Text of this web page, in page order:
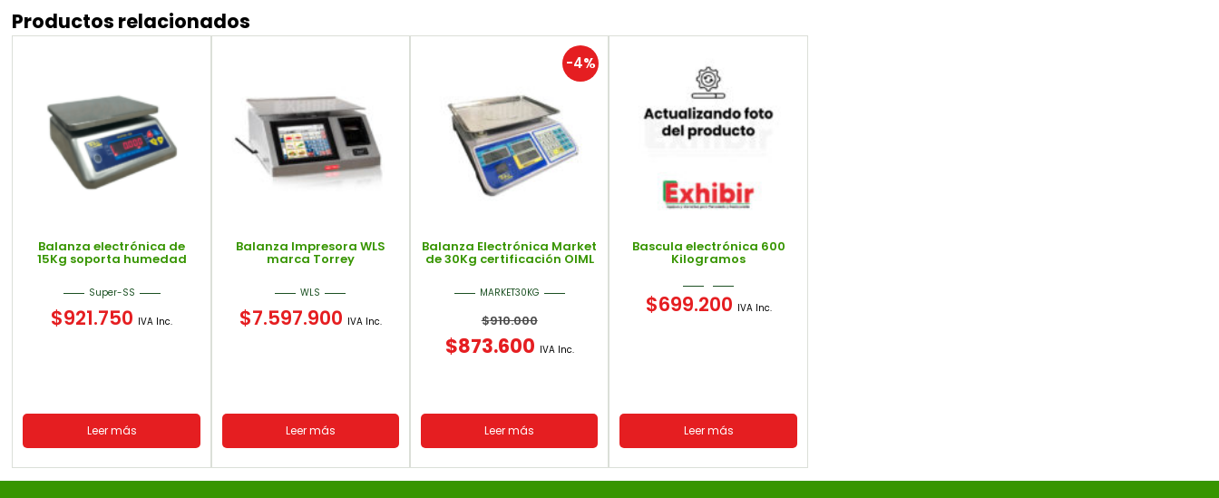
Productos relacionados
Balanza electrónica de
15Kg soporta humedad
Super-SS
$921.750 IVA Inc.
Leer más
Balanza Impresora WLS
marca Torrey
WLS
$7.597.900 IVA Inc.
Leer más
-4%
Balanza Electrónica Market
de 30Kg certificación OIML
MARKET30KG
$910.000
$873.600 IVA Inc.
Leer más
Bascula electrónica 600
Kilogramos
$699.200 IVA Inc.
Leer más